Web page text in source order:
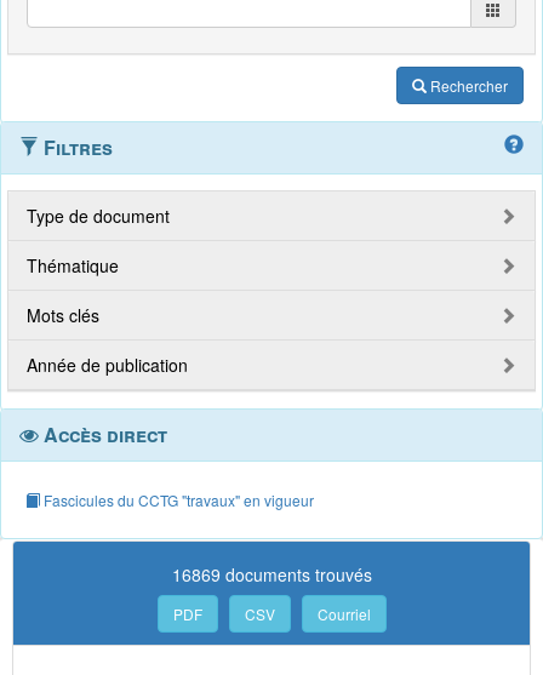
Rechercher
Filtres
Type de document
Thématique
Mots clés
Année de publication
Accès direct
Fascicules du CCTG "travaux" en vigueur
16869 documents trouvés
PDF CSV Courriel